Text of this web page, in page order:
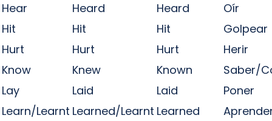
Hear
Heard Heard
Oír
Hit
Hit Hit
Golpear
Hurt
Hurt Hurt
Herir
Know
Knew Known
Saber/
Lay
Laid Laid
Poner
Learn/Learnt Learned/Learnt Learned